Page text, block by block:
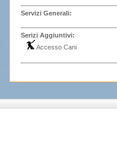
Servizi Generali:
Serizi Aggiuntivi:
Accesso Cani